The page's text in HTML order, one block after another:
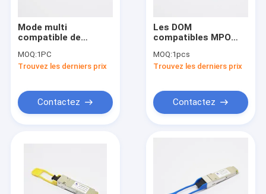
Mode multi
compatible de
Sr4 850nm 150m Mpo
de Cisco 40G QSFP+
MOQ:1PC
Trouvez les derniers prix
Contactez
Les DOM
compatibles MPO
récepteur SR4 850nm
100m de Cisco 40G
MOQ:1pcs
Trouvez les derniers prix
Contactez